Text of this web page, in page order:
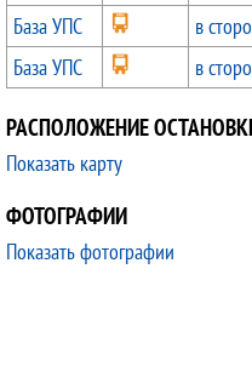
База УПС
в
База УПС
в
РАСПОЛОЖЕНИЕ
Показать карту
ФОТОГРАФИИ
Показать фотографии